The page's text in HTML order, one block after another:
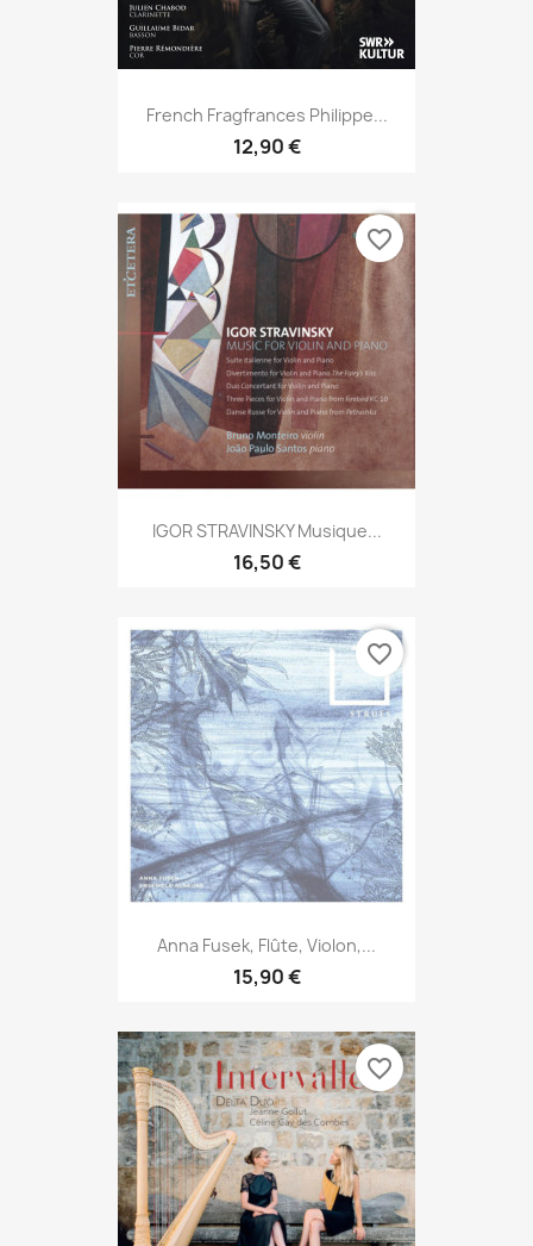
French Fragfrances Philippe...
12,90 €
IGOR STRAVINSKY Musique...
16,50 €
favorite_border
Anna Fusek, Flûte, Violon,...
15,90 €
favorite_border
favorite_border